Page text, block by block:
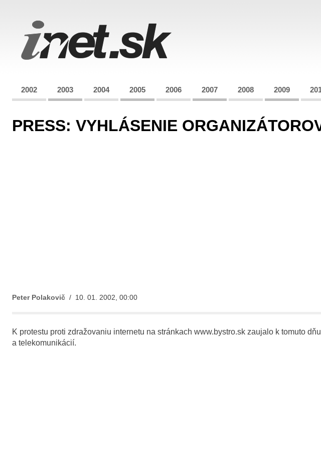
2002 2003 2004 2005 2006 2007 2008 2009
PRESS: VYHLÁSENIE
Peter Polakovič / 10. 01. 2002, 00:00
K protestu proti zdražovaniu internetu na stránkach www.bystro.sk zaujalo k tomuto
a telekomunikácií.